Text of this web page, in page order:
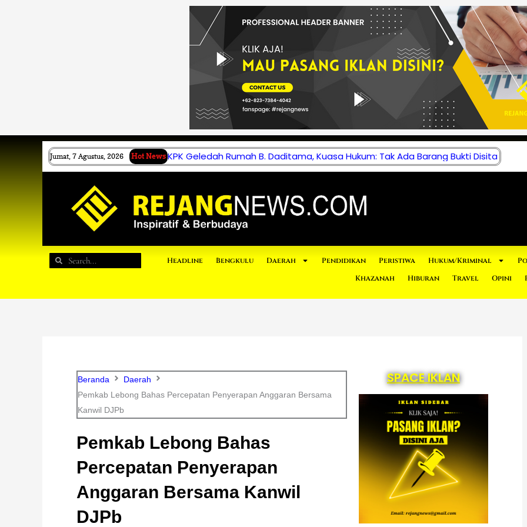
Jumat, 7 Agustus, 2026 Hot News KPK Geledah Rumah B. Daditama, Kuasa Hukum: Tak Ada Barang Bukti Disita
Search
Search Headline Bengkulu Daerah Pendidikan Peristiwa Hukum/Kriminal
Khazanah
Hiburan Travel Opini
Beranda
Daerah
Pemkab Lebong Bahas Percepatan Penyerapan Anggaran Bersama
Kanwil DJPb
Pemkab Lebong Bahas
Percepatan Penyerapan
Anggaran Bersama Kanwil
DJPb
SPACE IKLAN